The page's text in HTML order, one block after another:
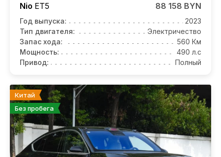
Nio ET5 88 158 BYN
Год выпуска:
2023
Тип двигателя:
Электричество
Запас хода:
560 Км
Мощность:
490 л.с
Привод:
Полный
Китай
Без пробега